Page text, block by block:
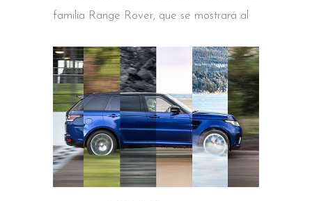
familia Range Rover, que se mostrará al